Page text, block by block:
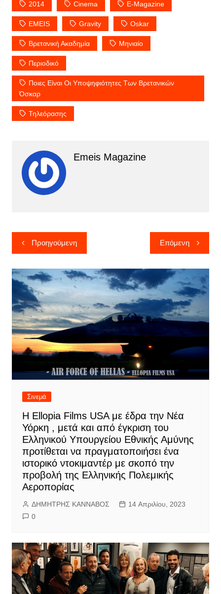
2014 Cinema E-Magazine
EMEIS Gravity Oskar
Βρετανική Ακαδημία Μηνιαίο
Περιοδικό
Ποιες Είναι Οι Υποψηφιότητες Των Βρετανικών
Όσκαρ
Τηλεόρασης
Emeis Magazine
Πλοήγηση
άρθρων
Προηγούμενη Επόμενη
Σινεμά
Η Ellopia Films USA με έδρα την Νέα
Υόρκη , μετά και από έγκριση του
Ελληνικού Υπουργείου Εθνικής Αμύνης
προτίθεται να πραγματοποιήσει ένα
ιστορικό ντοκιμαντέρ με σκοπό την
προβολή της Ελληνικής Πολεμικής
Αεροπορίας
ΔΗΜΗΤΡΗΣ ΚΑΝΝΑΒΟΣ
14 Απριλίου, 2023
0